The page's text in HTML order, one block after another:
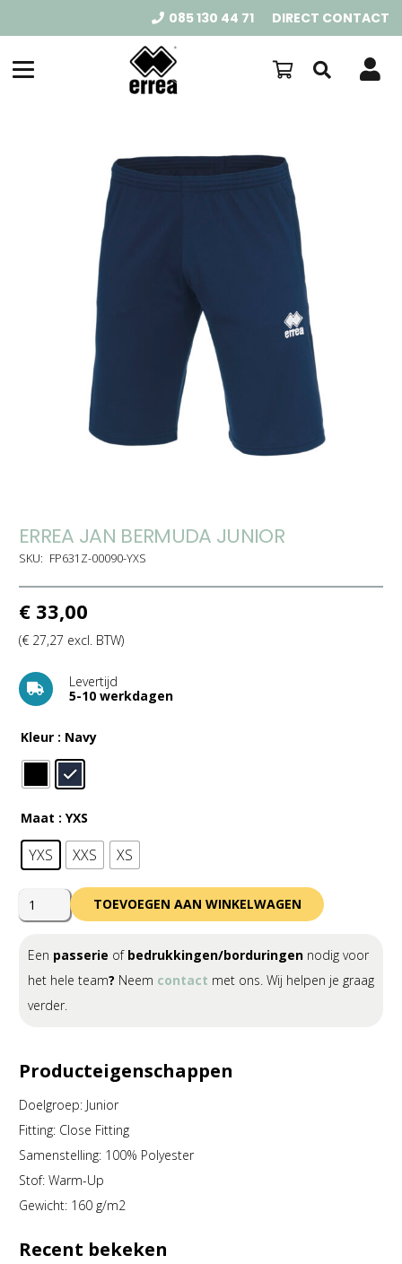
085 130 44 71 DIRECT CONTACT
ERREA JAN BERMUDA JUNIOR
SKU: FP631Z-00090-YXS
€ 33,00
(€ 27,27 excl. BTW)
Levertijd
5-10 werkdagen
Kleur : Navy
Maat : YXS
YXS XXS XS
Errea
Jan
Bermuda
Junior
aantal
TOEVOEGEN AAN WINKELWAGEN
Een passerie of bedrukkingen/borduringen nodig voor
het hele team? Neem contact met ons. Wij helpen je graag
verder.
Producteigenschappen
Doelgroep: Junior
Fitting: Close Fitting
Samenstelling: 100% Polyester
Stof: Warm-Up
Gewicht: 160 g/m2
Recent bekeken